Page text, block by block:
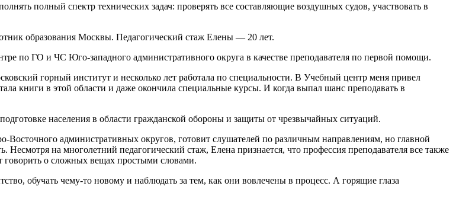
полный спектр технических задач: проверять все составляющие воздушных судов, участвовать в
образования Москвы. Педагогический стаж Елены — 20 лет.
по ГО и ЧС Юго-западного административного округа в качестве преподавателя по первой помощи.
горный институт и несколько лет работала по специальности. В Учебный центр меня привел
книги в этой области и даже окончила специальные курсы. И когда выпал шанс преподавать в
населения в области гражданской обороны и защиты от чрезвычайных ситуаций.
административных округов, готовит слушателей по различным направлениям, но главной
Несмотря на многолетний педагогический стаж, Елена признается, что профессия преподавателя все также
говорить о сложных вещах простыми словами.
обучать чему-то новому и наблюдать за тем, как они вовлечены в процесс. А горящие глаза